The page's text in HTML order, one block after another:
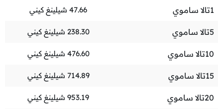
1تالا ساموي 47.66 شيلينغ كيني
5تالا ساموي 238.30 شيلينغ كيني
10تالا ساموي 476.60 شيلينغ كيني
15تالا ساموي 714.89 شيلينغ كيني
20تالا ساموي 953.19 شيلينغ كيني